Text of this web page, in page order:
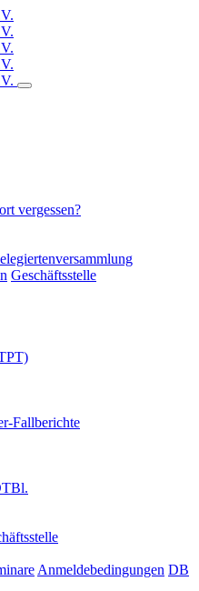
vergessen?
Geschäftsstelle
Fallberichte
Anmeldebedingungen DB